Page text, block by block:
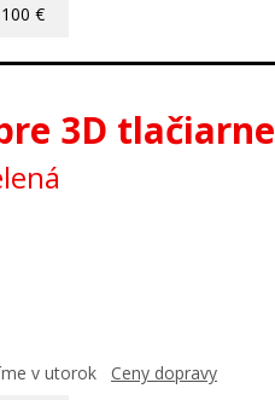
€
3D tlačiarne
v utorok Ceny dopravy